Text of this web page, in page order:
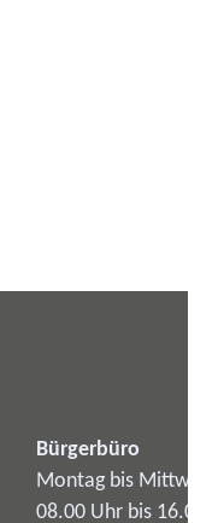
Bürgerbüro
Montag bis Mittwoch
08.00 Uhr bis 16.00